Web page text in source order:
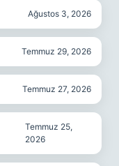
Ağustos 3, 2026
Temmuz 29, 2026
Temmuz 27, 2026
Temmuz 25,
2026